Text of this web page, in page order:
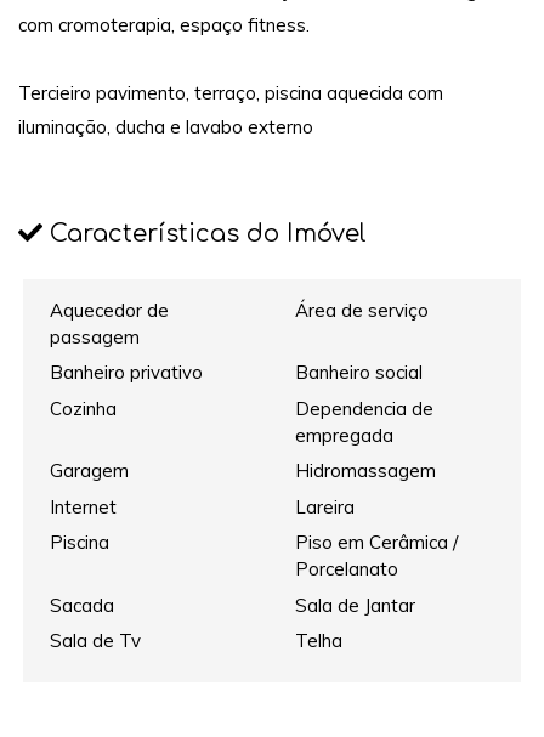
com cromoterapia, espaço fitness.
Tercieiro pavimento, terraço, piscina aquecida com
iluminação, ducha e lavabo externo
Características do Imóvel
Aquecedor de
passagem
Área de serviço
Banheiro privativo
Banheiro social
Cozinha
Dependencia de
empregada
Garagem
Hidromassagem
Internet
Lareira
Piscina
Piso em Cerâmica /
Porcelanato
Sacada
Sala de Jantar
Sala de Tv
Telha